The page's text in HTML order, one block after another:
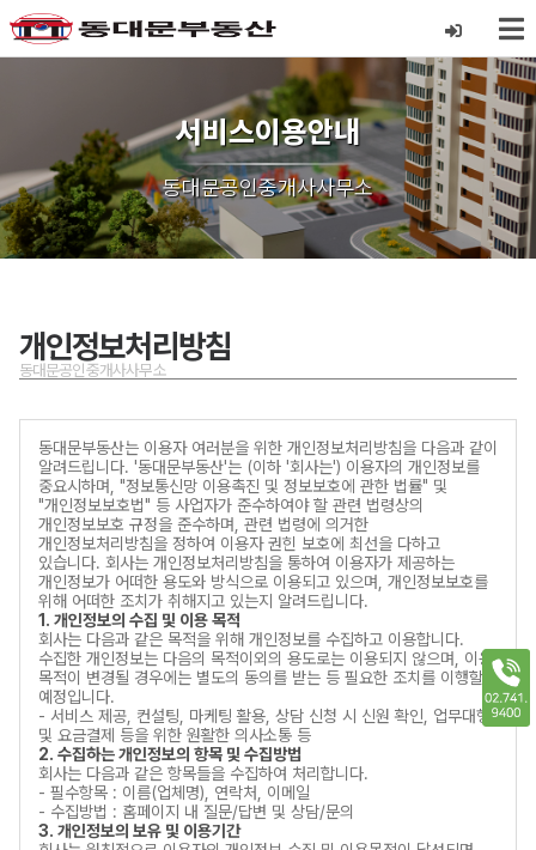
서비스이용안내
동대문공인중개사사무소
개인정보처리방침
동대문공인중개사사무소
동대문부동산는 이용자 여러분을 위한 개인정보처리방침을 다음과 같이
알려드립니다. '동대문부동산'는 (이하 '회사는') 이용자의 개인정보를
중요시하며, "정보통신망 이용촉진 및 정보보호에 관한 법률" 및
"개인정보보호법" 등 사업자가 준수하여야 할 관련 법령상의
개인정보보호 규정을 준수하며, 관련 법령에 의거한
개인정보처리방침을 정하여 이용자 권힌 보호에 최선을 다하고
있습니다. 회사는 개인정보처리방침을 통하여 이용자가 제공하는
개인정보가 어떠한 용도와 방식으로 이용되고 있으며, 개인정보보호를
위해 어떠한 조치가 취해지고 있는지 알려드립니다.
1. 개인정보의 수집 및 이용 목적
회사는 다음과 같은 목적을 위해 개인정보를 수집하고 이용합니다.
수집한 개인정보는 다음의 목적이외의 용도로는 이용되지 않으며, 이용
목적이 변경될 경우에는 별도의 동의를 받는 등 필요한 조치를 이행할
예정입니다.
- 서비스 제공, 컨설팅, 마케팅 활용, 상담 신청 시 신원 확인, 업무대행
및 요금결제 등을 위한 원활한 의사소통 등
2. 수집하는 개인정보의 항목 및 수집방법
회사는 다음과 같은 항목들을 수집하여 처리합니다.
- 필수항목 : 이름(업체명), 연락처, 이메일
- 수집방법 : 홈페이지 내 질문/답변 및 상담/문의
3. 개인정보의 보유 및 이용기간